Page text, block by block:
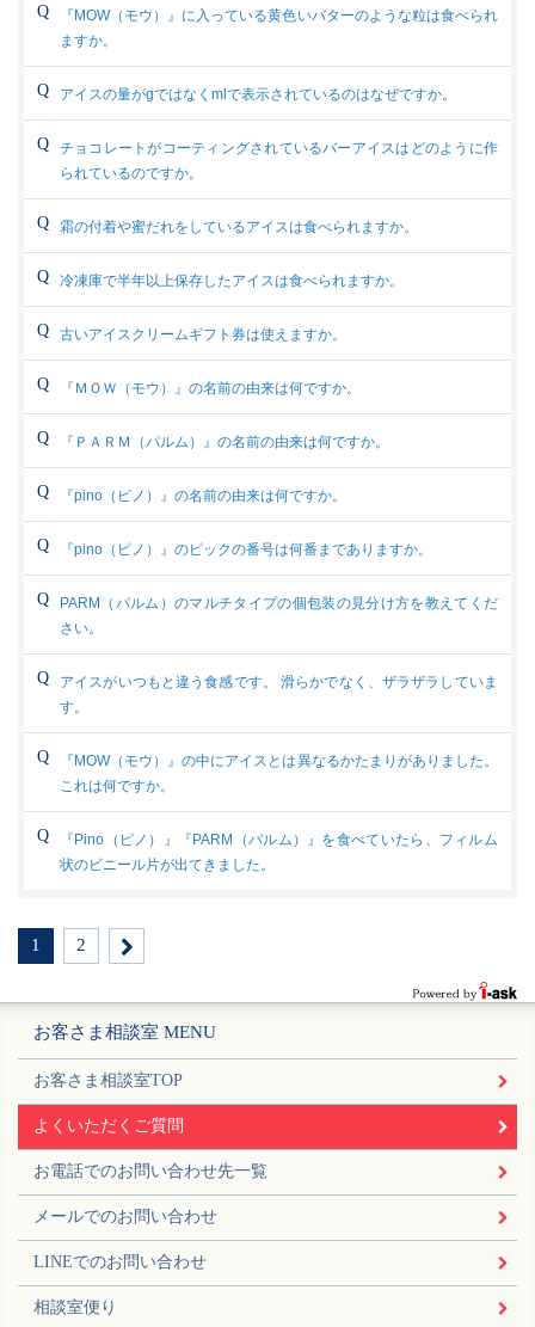
『MOW（モウ）』に入っている黄色いバターのような粒は食べられ
ますか。
アイスの量がgではなくmlで表示されているのはなぜですか。
チョコレートがコーティングされているバーアイスはどのように作
られているのですか。
霜の付着や蜜だれをしているアイスは食べられますか。
冷凍庫で半年以上保存したアイスは食べられますか。
古いアイスクリームギフト券は使えますか。
『ＭＯＷ（モウ）』の名前の由来は何ですか。
『ＰＡＲＭ（パルム）』の名前の由来は何ですか。
『pino（ピノ）』の名前の由来は何ですか。
『pino（ピノ）』のピックの番号は何番までありますか。
PARM（パルム）のマルチタイプの個包装の見分け方を教えてくだ
さい。
アイスがいつもと違う食感です。 滑らかでなく、ザラザラしていま
す。
『MOW（モウ）』の中にアイスとは異なるかたまりがありました。
これは何ですか。
『Pino（ピノ）』『PARM（パルム）』を食べていたら、フィルム
状のビニール片が出てきました。
1 2
お客さま相談室 MENU
お客さま相談室TOP
よくいただくご質問
お電話でのお問い合わせ先一覧
メールでのお問い合わせ
LINEでのお問い合わせ
相談室便り